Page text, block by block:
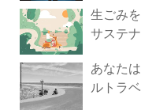
生ごみ
サステ
あなたはどう旅
ルトラ